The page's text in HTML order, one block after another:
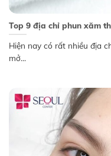
Top 9 địa chỉ phun xăm
Hiện nay có rất nhiều địa
mở...